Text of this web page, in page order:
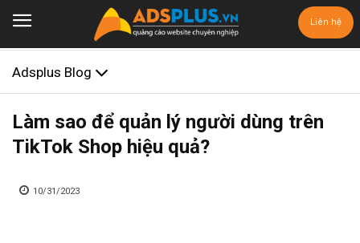
Liên hệ
Adsplus Blog
Làm sao để quản lý người dùng trên
TikTok Shop hiệu quả?
10/31/2023